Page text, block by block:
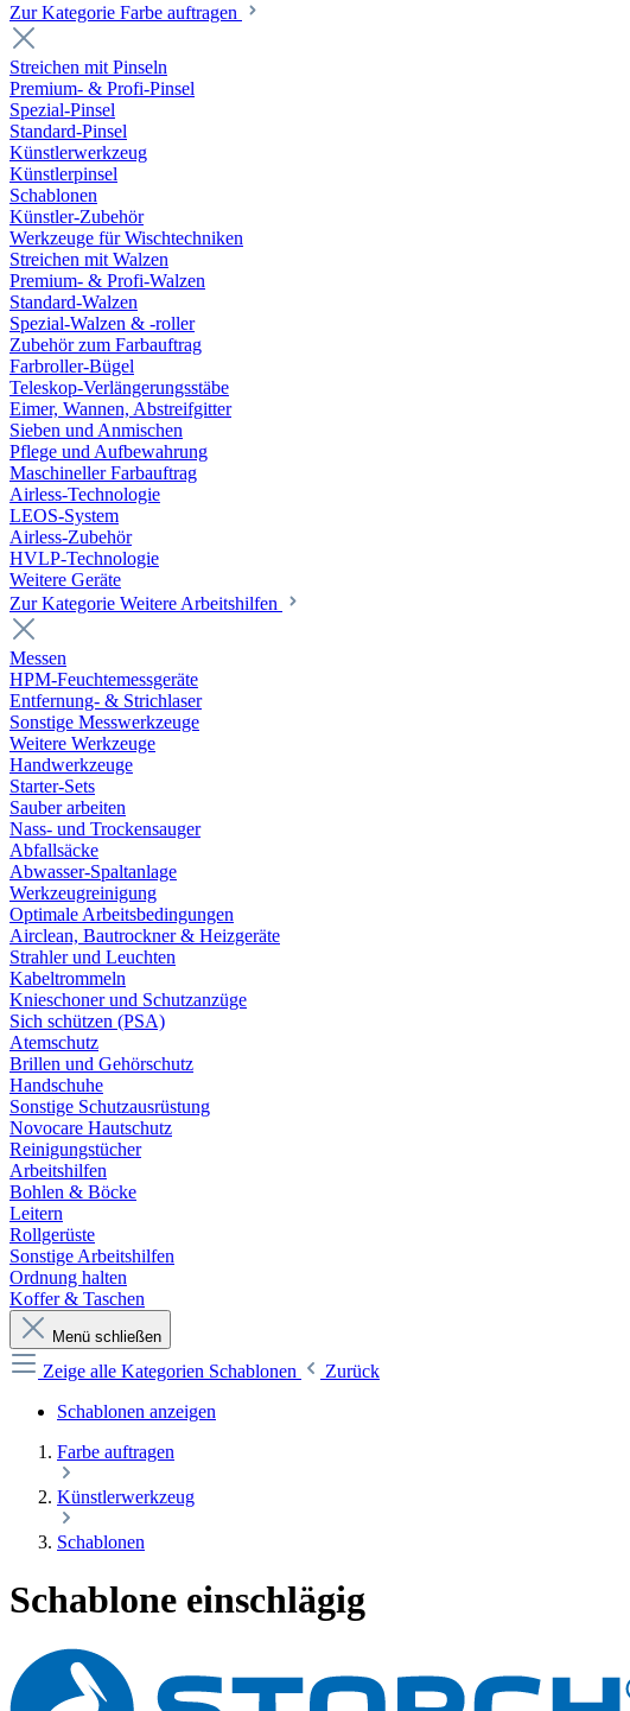
Zur Kategorie Farbe auftragen
Streichen mit Pinseln
Premium- & Profi-Pinsel
Spezial-Pinsel
Standard-Pinsel
Künstlerwerkzeug
Künstlerpinsel
Schablonen
Künstler-Zubehör
Werkzeuge für Wischtechniken
Streichen mit Walzen
Premium- & Profi-Walzen
Standard-Walzen
Spezial-Walzen & -roller
Zubehör zum Farbauftrag
Farbroller-Bügel
Teleskop-Verlängerungsstäbe
Eimer, Wannen, Abstreifgitter
Sieben und Anmischen
Pflege und Aufbewahrung
Maschineller Farbauftrag
Airless-Technologie
LEOS-System
Airless-Zubehör
HVLP-Technologie
Weitere Geräte
Zur Kategorie Weitere Arbeitshilfen
Messen
HPM-Feuchtemessgeräte
Entfernung- & Strichlaser
Sonstige Messwerkzeuge
Weitere Werkzeuge
Handwerkzeuge
Starter-Sets
Sauber arbeiten
Nass- und Trockensauger
Abfallsäcke
Abwasser-Spaltanlage
Werkzeugreinigung
Optimale Arbeitsbedingungen
Airclean, Bautrockner & Heizgeräte
Strahler und Leuchten
Kabeltrommeln
Knieschoner und Schutzanzüge
Sich schützen (PSA)
Atemschutz
Brillen und Gehörschutz
Handschuhe
Sonstige Schutzausrüstung
Novocare Hautschutz
Reinigungstücher
Arbeitshilfen
Bohlen & Böcke
Leitern
Rollgerüste
Sonstige Arbeitshilfen
Ordnung halten
Koffer & Taschen
Menü schließen
Zeige alle Kategorien Schablonen
Zurück
Schablonen anzeigen
Farbe auftragen
Künstlerwerkzeug
Schablonen
Schablone einschlägig